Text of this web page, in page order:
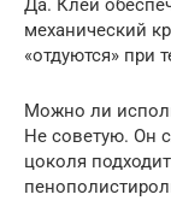
Да. Клей
механический
«отдуются» при
Можно ли
Не советую. Он
цоколя